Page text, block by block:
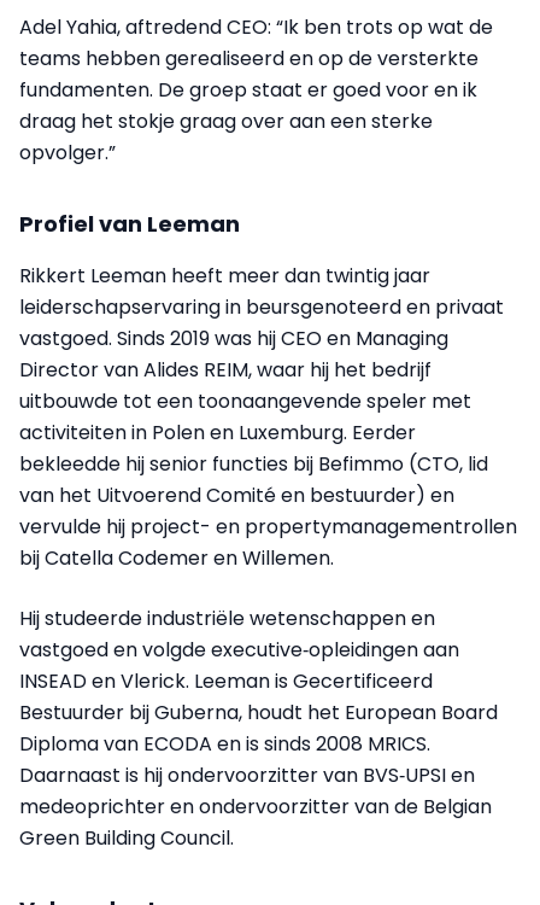
Adel Yahia, aftredend CEO: “Ik ben trots op wat de
teams hebben gerealiseerd en op de versterkte
fundamenten. De groep staat er goed voor en ik
draag het stokje graag over aan een sterke
opvolger.”
Profiel van Leeman
Rikkert Leeman heeft meer dan twintig jaar
leiderschapservaring in beursgenoteerd en privaat
vastgoed. Sinds 2019 was hij CEO en Managing
Director van Alides REIM, waar hij het bedrijf
uitbouwde tot een toonaangevende speler met
activiteiten in Polen en Luxemburg. Eerder
bekleedde hij senior functies bij Befimmo (CTO, lid
van het Uitvoerend Comité en bestuurder) en
vervulde hij project- en propertymanagementrollen
bij Catella Codemer en Willemen.
Hij studeerde industriële wetenschappen en
vastgoed en volgde executive‑opleidingen aan
INSEAD en Vlerick. Leeman is Gecertificeerd
Bestuurder bij Guberna, houdt het European Board
Diploma van ECODA en is sinds 2008 MRICS.
Daarnaast is hij ondervoorzitter van BVS‑UPSI en
medeoprichter en ondervoorzitter van de Belgian
Green Building Council.